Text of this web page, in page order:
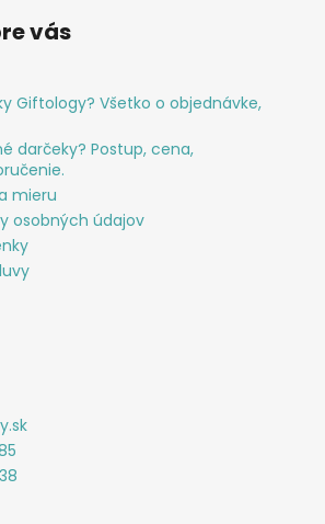
vás
Giftology? Všetko o objednávke,
darčeky? Postup, cena,
mieru
osobných údajov